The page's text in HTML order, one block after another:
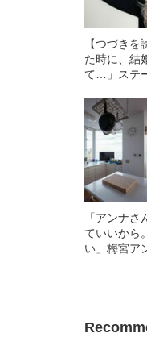
【つづき
た時に、結
て…」ステ
も“通い婚”
「アンナさ
ていいから
い」梅宮ア